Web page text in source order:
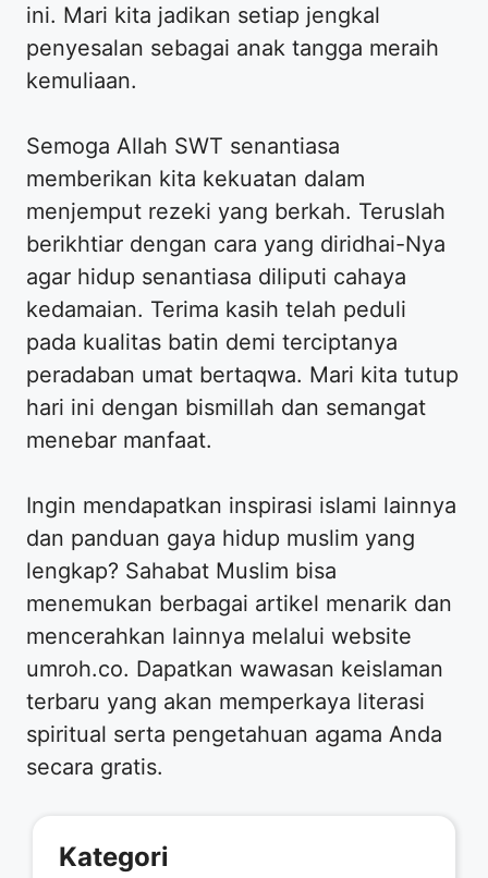
ini. Mari kita jadikan setiap jengkal
penyesalan sebagai anak tangga meraih
kemuliaan.
Semoga Allah SWT senantiasa
memberikan kita kekuatan dalam
menjemput rezeki yang berkah. Teruslah
berikhtiar dengan cara yang diridhai-Nya
agar hidup senantiasa diliputi cahaya
kedamaian. Terima kasih telah peduli
pada kualitas batin demi terciptanya
peradaban umat bertaqwa. Mari kita tutup
hari ini dengan bismillah dan semangat
menebar manfaat.
Ingin mendapatkan inspirasi islami lainnya
dan panduan gaya hidup muslim yang
lengkap? Sahabat Muslim bisa
menemukan berbagai artikel menarik dan
mencerahkan lainnya melalui website
umroh.co. Dapatkan wawasan keislaman
terbaru yang akan memperkaya literasi
spiritual serta pengetahuan agama Anda
secara gratis.
Kategori